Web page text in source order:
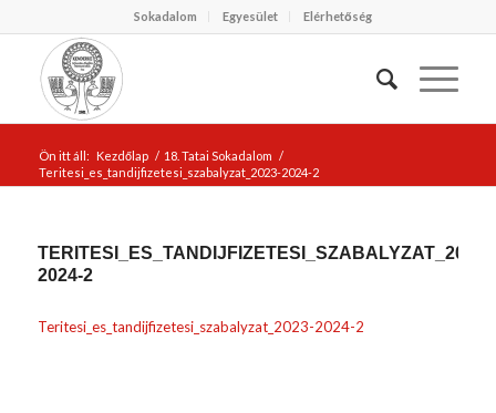
Sokadalom Egyesület Elérhetőség
Ön itt áll: Kezdőlap / 18. Tatai Sokadalom /
Teritesi_es_tandijfizetesi_szabalyzat_2023-2024-2
TERITESI_ES_TANDIJFIZETESI_SZABALYZAT_2023-
2024-2
Teritesi_es_tandijfizetesi_szabalyzat_2023-2024-2